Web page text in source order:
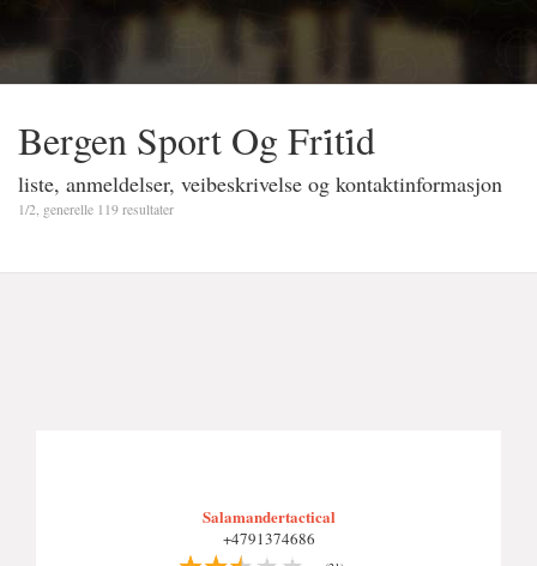
Bergen Sport Og Fri̇ti̇d
liste, anmeldelser, veibeskrivelse og kontaktinformasjon
1/2, generelle 119 resultater
Salamandertactical
+4791374686